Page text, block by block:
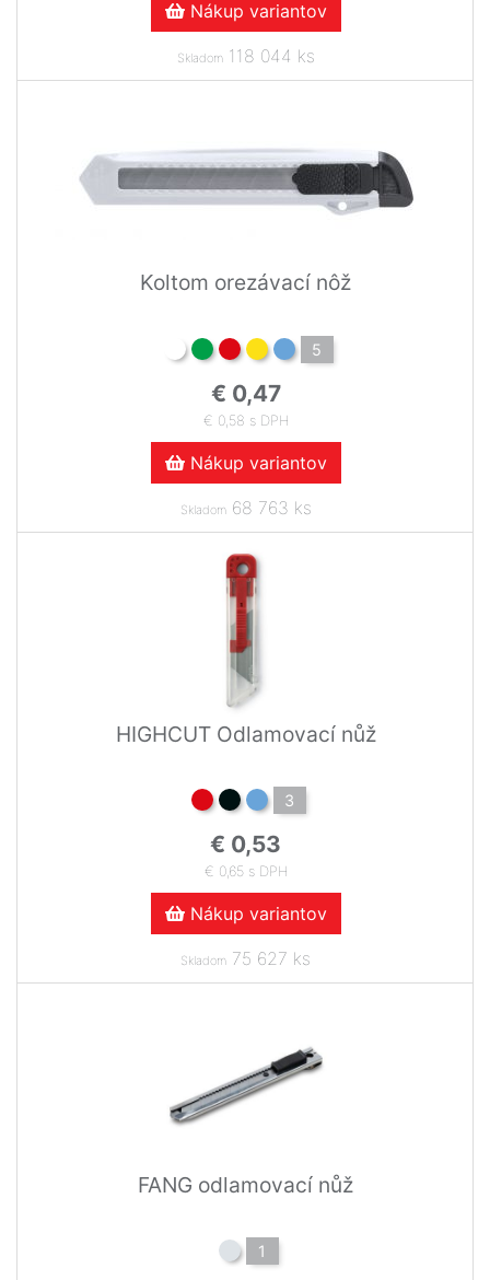
Nákup variantov
Skladom118 044 ks
Koltom orezávací nôž
5
€ 0,47
€ 0,58 s DPH
Nákup variantov
Skladom68 763 ks
HIGHCUT Odlamovací nůž
3
€ 0,53
€ 0,65 s DPH
Nákup variantov
Skladom 75 627 ks
FANG odlamovací nůž
1